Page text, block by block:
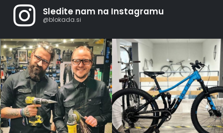
Sledite nam na Instagramu
@blokada.si